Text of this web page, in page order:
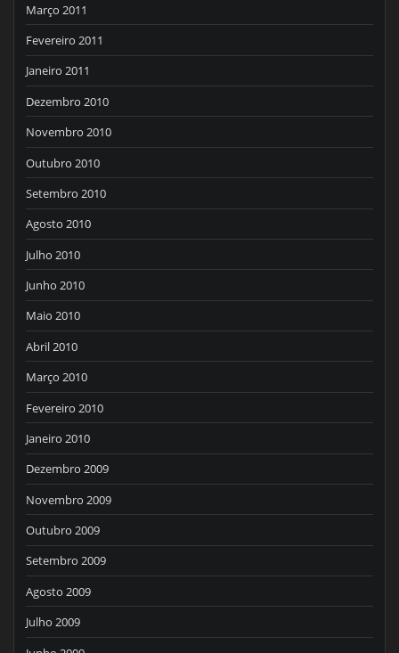
Março 2011
Fevereiro 2011
Janeiro 2011
Dezembro 2010
Novembro 2010
Outubro 2010
Setembro 2010
Agosto 2010
Julho 2010
Junho 2010
Maio 2010
Abril 2010
Março 2010
Fevereiro 2010
Janeiro 2010
Dezembro 2009
Novembro 2009
Outubro 2009
Setembro 2009
Agosto 2009
Julho 2009